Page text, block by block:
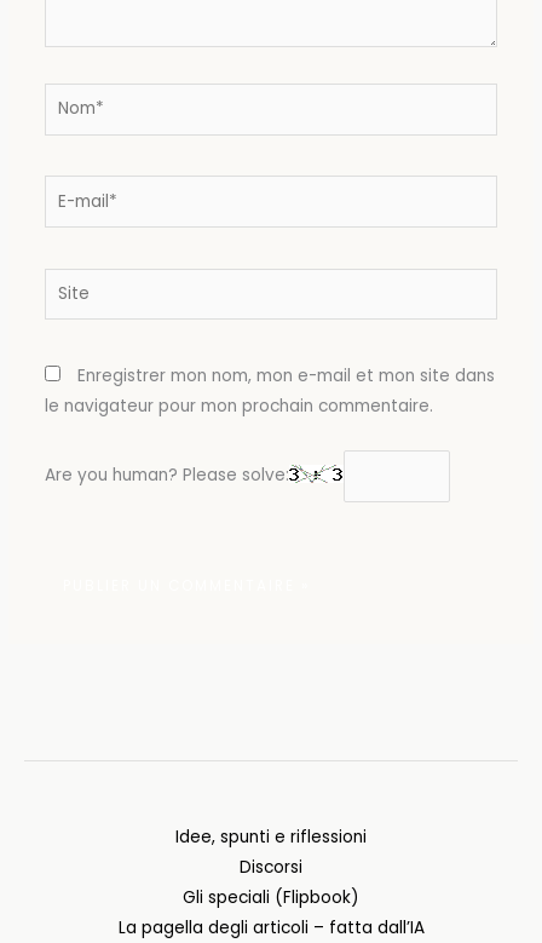
Nom*
E-
Site
Enregistrer mon nom, mon e-mail et mon site dans
le navigateur pour mon prochain commentaire.
Are you human? Please solve:
Idee, spunti e riflessioni
Discorsi
Gli speciali (Flipbook)
La pagella degli articoli – fatta dall’IA